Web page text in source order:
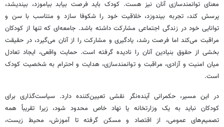
معنای توانمندسازی آنان نیز هست. کودک باید فرصت بیابد بیاموزد، بیندیشد،
پرسش کند، تجربه بیندوزد، خلاقیت خود را شکوفا سازد و متناسب با سن و
توانایی خود در زندگی اجتماعی مشارکت داشته باشد. جامعه‌ای که تنها از کودکان
مراقبت می‌کند اما فرصت رشد، یادگیری و مشارکت را از آنان می‌گیرد، در حقیقت
بخشی از حقوق بنیادین آنان را نادیده گرفته است. حمایت واقعی، ایجاد تعادل
میان امنیت و آزادی، مراقبت و توانمندسازی، هدایت و احترام به شخصیت کودک
است.
در این مسیر، حکمرانی آینده‌نگر نقشی تعیین‌کننده دارد. سیاست‌گذاری برای
کودکان نباید به یک وزارتخانه یا نهاد خاص محدود شود، زیرا تقریباً همه
تصمیم‌های عمومی، از اقتصاد و مسکن گرفته تا آموزش، محیط زیست،